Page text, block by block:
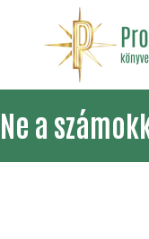
Ne a